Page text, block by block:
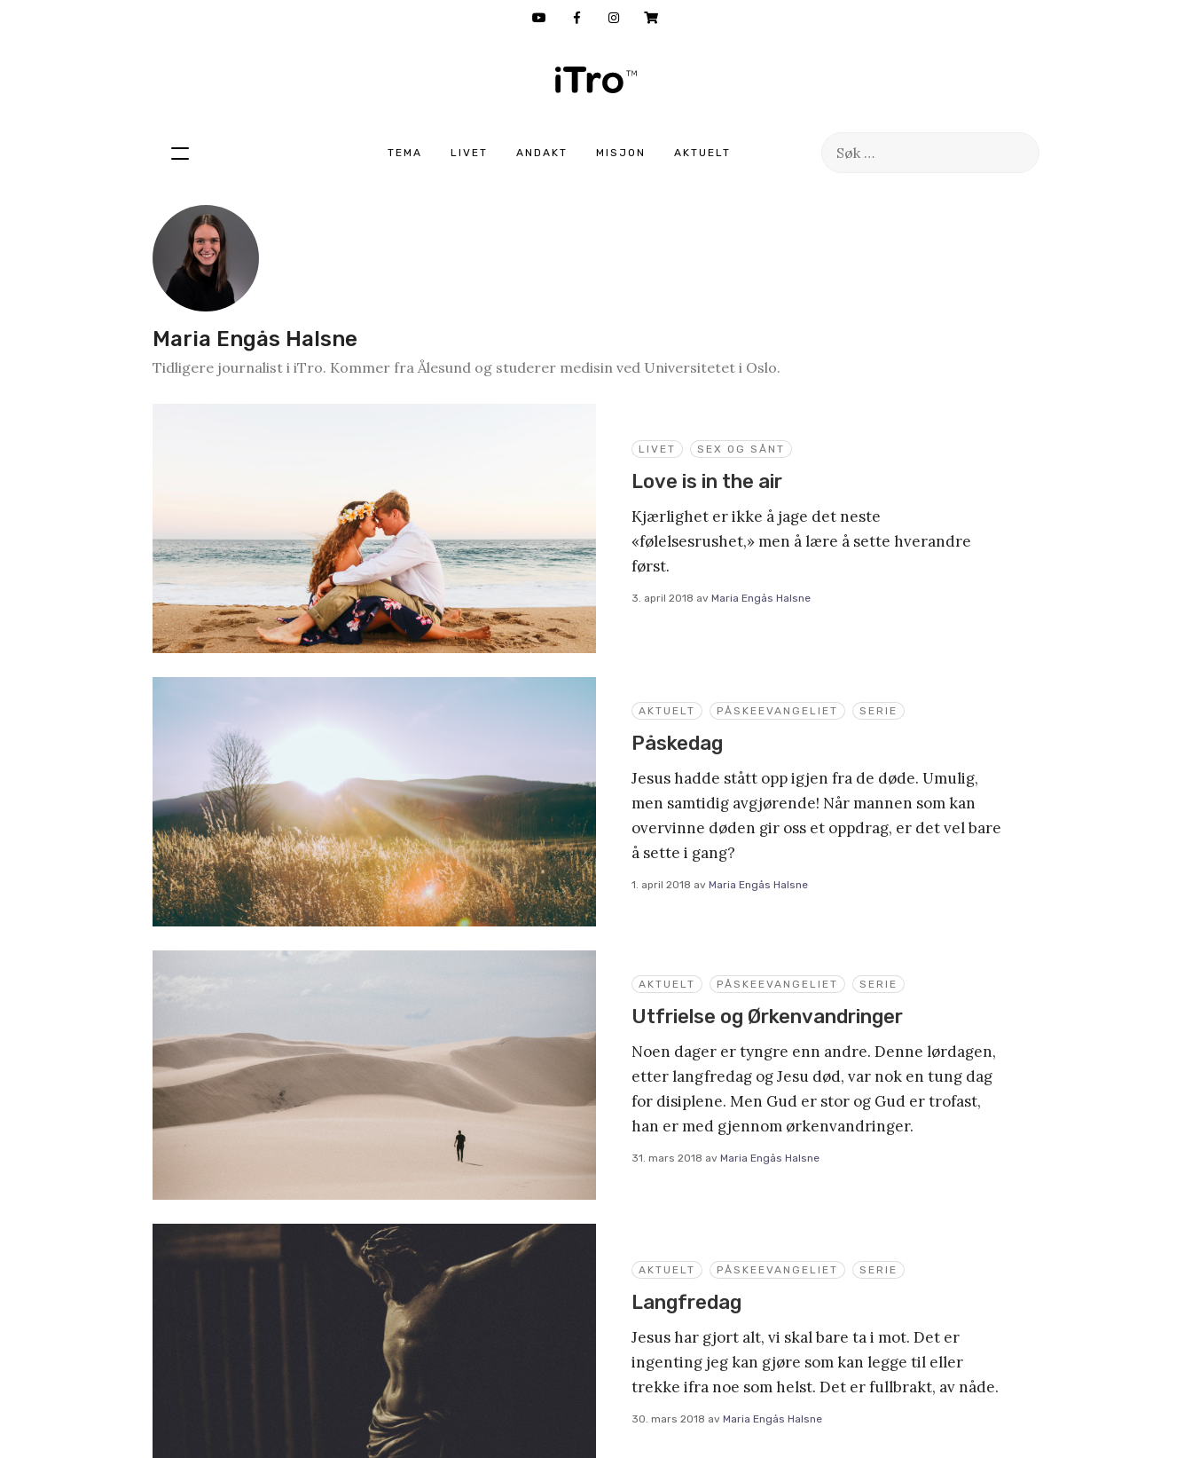
TEMA LIVET ANDAKT MISJON AKTUELT
Søk
Hopp
innhold
Maria Engås Halsne
Tidligere journalist i iTro. Kommer fra Ålesund og studerer medisin ved Universitetet i Oslo.
LIVET SEX OG SÅNT
Love is in the air
Kjærlighet er ikke å jage det neste
«følelsesrushet,» men å lære å sette hverandre
først.
3. april 2018 av Maria Engås Halsne
AKTUELT PÅSKEEVANGELIET SERIE
Påskedag
Jesus hadde stått opp igjen fra de døde. Umulig,
men samtidig avgjørende! Når mannen som kan
overvinne døden gir oss et oppdrag, er det vel bare
å sette i gang?
1. april 2018 av Maria Engås Halsne
AKTUELT PÅSKEEVANGELIET SERIE
Utfrielse og Ørkenvandringer
Noen dager er tyngre enn andre. Denne lørdagen,
etter langfredag og Jesu død, var nok en tung dag
for disiplene. Men Gud er stor og Gud er trofast,
han er med gjennom ørkenvandringer.
31. mars 2018 av Maria Engås Halsne
AKTUELT PÅSKEEVANGELIET SERIE
Langfredag
Jesus har gjort alt, vi skal bare ta i mot. Det er
ingenting jeg kan gjøre som kan legge til eller
trekke ifra noe som helst. Det er fullbrakt, av nåde.
30. mars 2018 av Maria Engås Halsne